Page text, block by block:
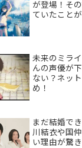
が登場！そ
ていたこと
未来のミラ
んの声優が
ない？ネッ
め！
まだ結婚で
川結衣や国
い理由が驚き